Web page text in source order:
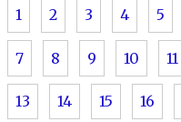
1 2 3 4 5
7 8 9 10 11
13 14 15 16